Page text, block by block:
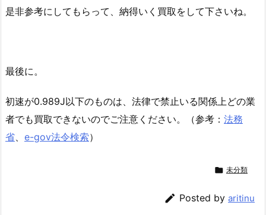
是非参考にしてもらって、納得いく買取をして下さいね。
最後に。
初速が0.989J以下のものは、法律で禁止いる関係上どの業
者でも買取できないのでご注意ください。（参考： 法務
省、 e-gov法令検索）
 未分類
 Posted by aritinu